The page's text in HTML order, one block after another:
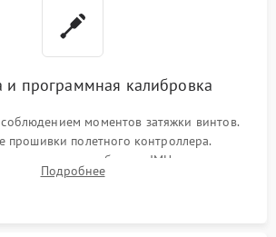
и программная калибровка
моментов затяжки винтов.
прошивки полетного контроллера.
калибровка IMU-сенсоров,
позиционирования и горизонта подвеса
Подробнее